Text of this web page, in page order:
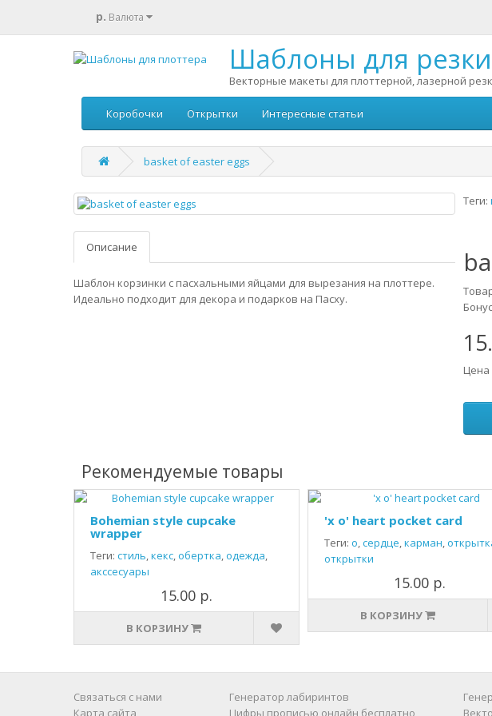
р. Валюта
Шаблоны для резки
Векторные макеты для плоттерной, лазерной
Коробочки Открытки Интересные статьи
basket of easter eggs
Описание
Шаблон корзинки с пасхальными яйцами для вырезания на плоттере.
Идеально подходит для декора и подарков на Пасху.
Теги:
Цена
Рекомендуемые товары
Bohemian style cupcake
wrapper
Теги: стиль,кекс,обертка,одежда,
акссесуары
15.00 р.
В КОРЗИНУ
'x o' heart pocket card
Теги: о,сердце,карман,
открытки
15.00 р.
В КОРЗИНУ
Связаться с нами
Карта сайта
Генератор лабиринтов
Цифры прописью онлайн бесплатно